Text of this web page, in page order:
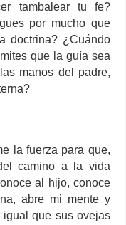
tambalear tu fe?
por mucho que
doctrina? ¿Cuándo
que la guía sea
manos del padre,
la fuerza para que,
camino a la vida
al hijo, conoce
abre mi mente y
igual que sus ovejas